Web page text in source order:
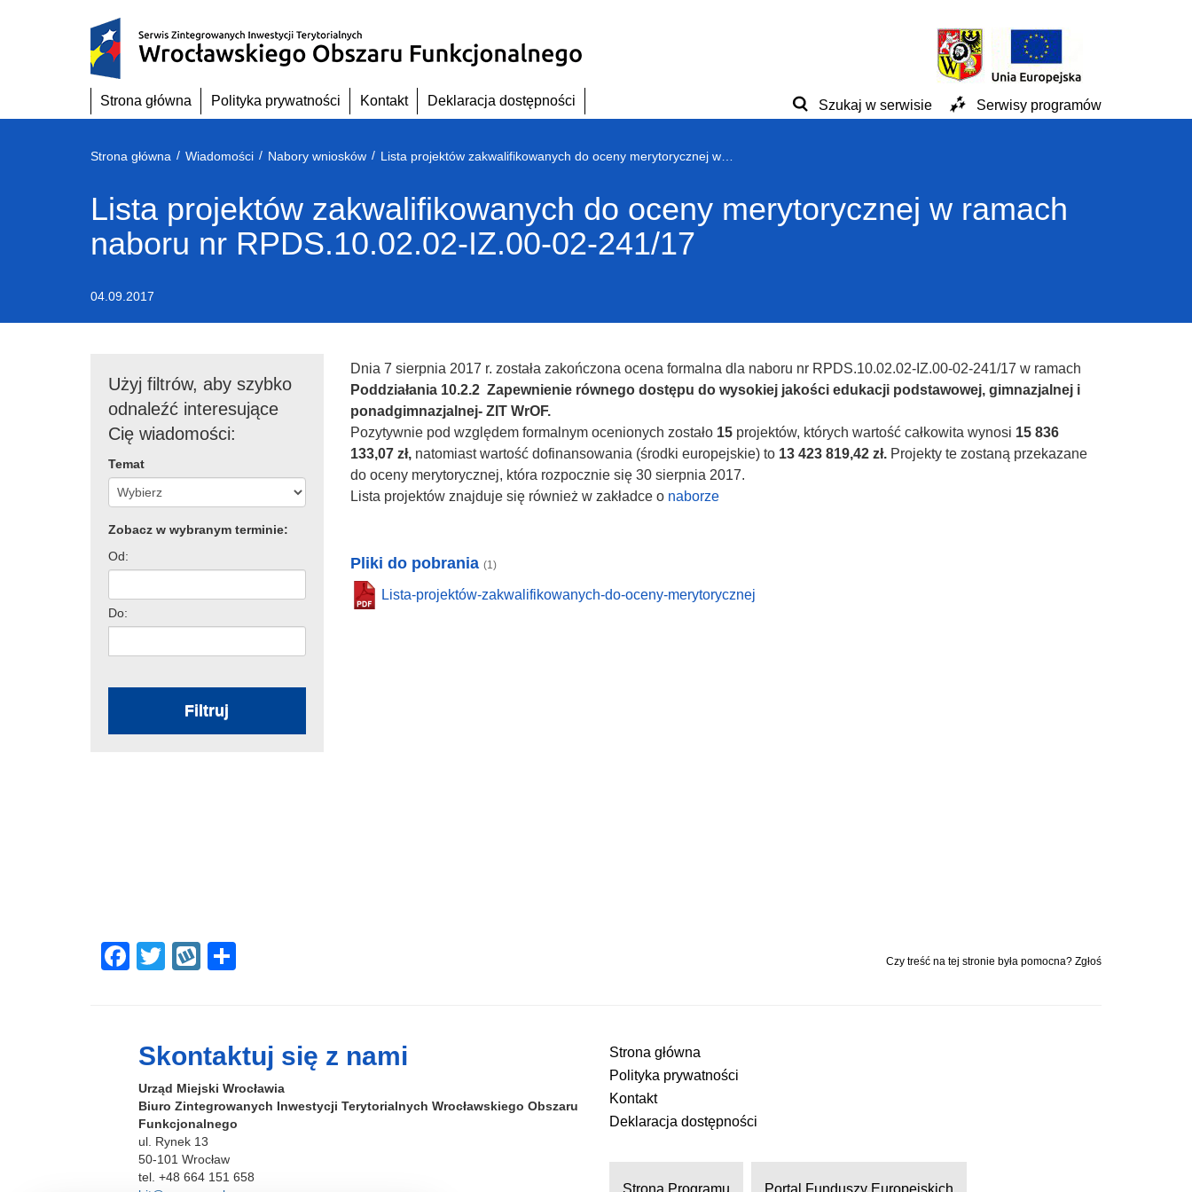
Strona główna Polityka prywatności Kontakt Deklaracja dostępności Szukaj w serwisie Serwisy programów
Strona główna / Wiadomości / Nabory wniosków /
Lista projektów zakwalifikowanych do oceny merytorycznej w ramach
naboru nr RPDS.10.02.02-IZ.00-02-241/17
04.09.2017
Użyj filtrów, aby szybko
odnaleźć interesujące
Cię wiadomości:
Temat
Zobacz w wybranym terminie:
Od:
Do:
Filtruj
Dnia 7 sierpnia 2017 r. została zakończona ocena formalna dla naboru nr RPDS.10.02.02-IZ.00-02-241/17 w ramach
Poddziałania 10.2.2 Zapewnienie równego dostępu do wysokiej jakości edukacji podstawowej, gimnazjalnej i
ponadgimnazjalnej- ZIT WrOF.
Pozytywnie pod względem formalnym ocenionych zostało 15projektów, których wartość całkowita wynosi 15 836
133,07 zł,natomiast wartość dofinansowania (środki europejskie) to13 423 819,42 zł.Projekty te zostaną przekazane
do oceny merytorycznej, która rozpocznie się 30 sierpnia 2017.
Lista projektów znajduje się również w zakładce o naborze
F
e
b
o
o
k
T
W
p
e
Pliki do pobrania (1)
Lista-projektów-zakwalifikowanych-do-oceny-merytorycznej
Czy treść na tej stronie była pomocna? Zgłoś
Skontaktuj się z nami
Urząd Miejski Wrocławia
Biuro Zintegrowanych Inwestycji Terytorialnych Wrocławskiego Obszaru
Funkcjonalnego
ul. Rynek 13
50-101 Wrocław
tel. +48 664 151 658
Strona główna
Polityka prywatności
Kontakt
Deklaracja dostępności
Strona Programu Portal Funduszy Europejskich